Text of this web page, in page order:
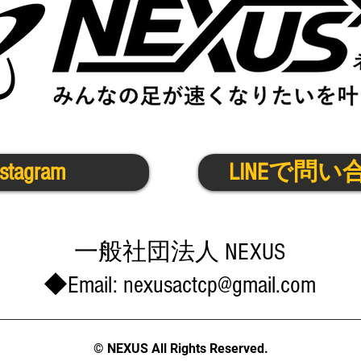
LINEで問い
​一般社団法人 NEXUS
◆Email: nexusactcp@gmail.com
© NEXUS All Rights Reserved.